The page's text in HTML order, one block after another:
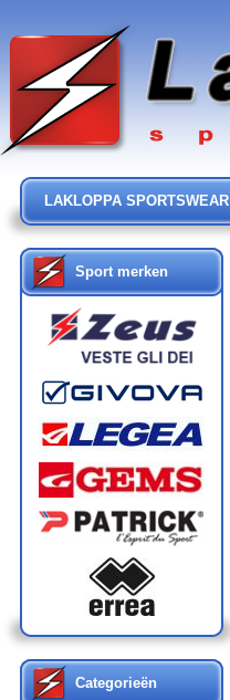
LAKLOPPA SPORTSWEAR
Sport merken
Categorieën